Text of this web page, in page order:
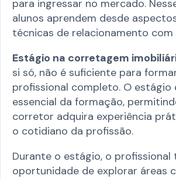
para ingressar no mercado.
alunos aprendem desde
técnicas de relacionamento com
Estágio na corretagem
si só, não é suficiente para
profissional completo. O estágio
essencial da formação,
corretor adquira experiência
o cotidiano da profissão.
Durante o estágio, o profissional
oportunidade de explorar áreas